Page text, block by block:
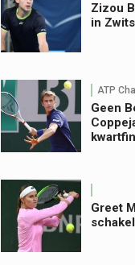
Zizou
in
ATP
Geen
Greet